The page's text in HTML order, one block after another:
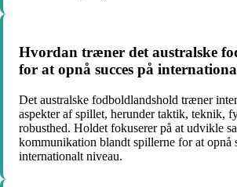
Hvordan træner det australske
for at opnå succes på
Det australske fodboldlandshold træner
aspekter af spillet, herunder taktik, teknik,
robusthed. Holdet fokuserer på at udvikle
kommunikation blandt spillerne for at opnå
internationalt niveau.